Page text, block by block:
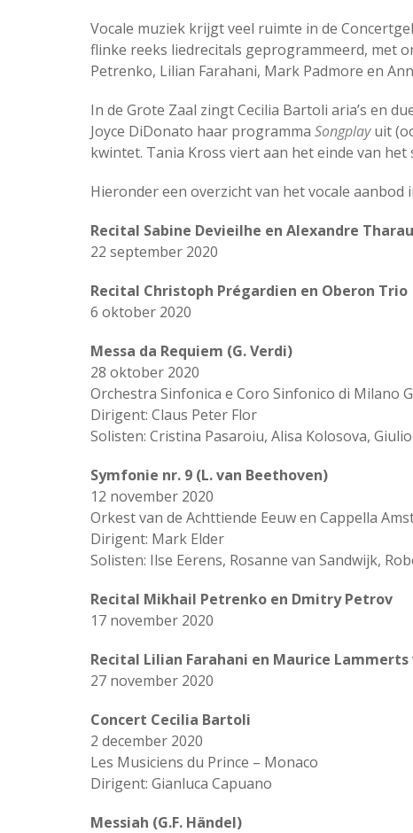
Vocale muziek krijgt veel ruimte in de
flinke reeks liedrecitals geprogrammeerd, met
Petrenko, Lilian Farahani, Mark Padmore en
In de Grote Zaal zingt Cecilia Bartoli aria’s en
Joyce DiDonato haar programma Songplayuit
kwintet. Tania Kross viert aan het einde van
Hieronder een overzicht van het vocale
Recital Sabine Devieilhe en Alexandre
22 september 2020
Recital Christoph Prégardien en Oberon Trio
6 oktober 2020
Messa da Requiem (G. Verdi)
28 oktober 2020
Orchestra Sinfonica e Coro Sinfonico di Milano
Dirigent: Claus Peter Flor
Solisten: Cristina Pasaroiu, Alisa Kolosova,
Symfonie nr. 9 (L. van Beethoven)
12 november 2020
Orkest van de Achttiende Eeuw en Cappella
Dirigent: Mark Elder
Solisten: Ilse Eerens, Rosanne van Sandwijk,
Recital Mikhail Petrenko en Dmitry Petrov
17 november 2020
Recital Lilian Farahani en Maurice Lammerts
27 november 2020
Concert Cecilia Bartoli
2 december 2020
Les Musiciens du Prince – Monaco
Dirigent: Gianluca Capuano
Messiah (G.F. Händel)